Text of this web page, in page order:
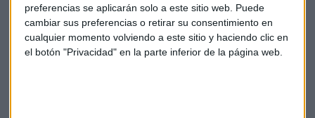
preferencias se aplicarán solo a este sitio web. Puede
cambiar sus preferencias o retirar su consentimiento en
cualquier momento volviendo a este sitio y haciendo clic en
el botón "Privacidad" en la parte inferior de la página web.